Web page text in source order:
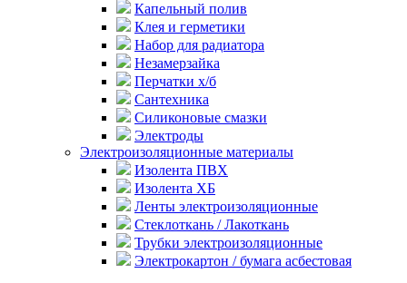
Капельный полив
Клея и герметики
Набор для радиатора
Незамерзайка
Перчатки х/б
Сантехника
Силиконовые смазки
Электроды
Электроизоляционные материалы
Изолента ПВХ
Изолента ХБ
Ленты электроизоляционные
Стеклоткань / Лакоткань
Трубки электроизоляционные
Электрокартон / бумага асбестовая